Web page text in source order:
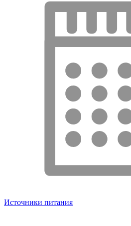
Источники питания